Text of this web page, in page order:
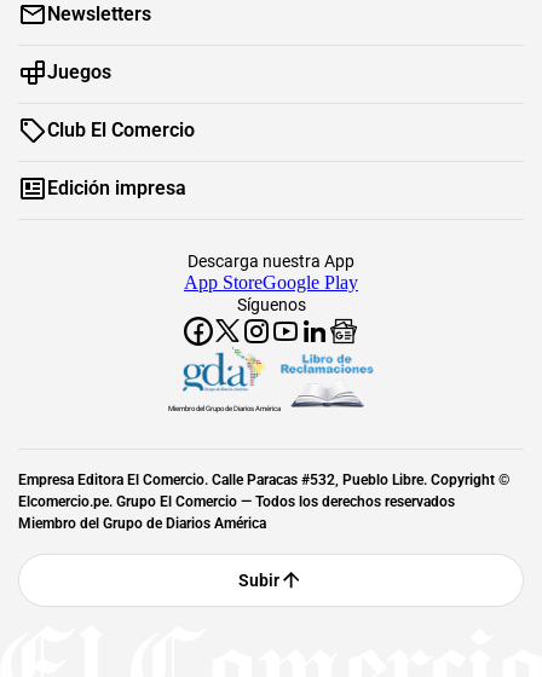
Newsletters
Juegos
Club El Comercio
Edición impresa
Síguenos
Descarga nuestra App
App StoreGoogle Play
Miembro del Grupo de Diarios América
Empresa Editora El Comercio. Calle Paracas #532, Pueblo Libre. Copyright ©
Elcomercio.pe. Grupo El Comercio — Todos los derechos reservados
Miembro del Grupo de Diarios América
Subir